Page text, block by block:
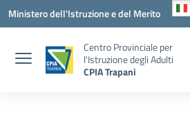
Vai ai contenuti
Vai al menu di navigazione
Vai al footer
Ministero dell'Istruzione e del Merito
Centro Provinciale per
l'Istruzione degli Adulti
CPIA Trapani